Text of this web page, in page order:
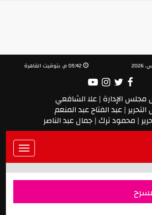
مجلس الإدارة | علا الشافعي
| عبد الفتاح عبد المنعم
| محمود ترك | جمال عبد الناصر
Toggle